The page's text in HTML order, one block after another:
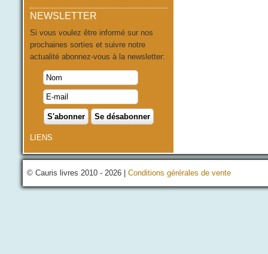
NEWSLETTER
Si vous voulez être informé sur nos
prochaines sorties et suivre notre
actualité abonnez-vous à la newsletter:
LIENS
© Cauris livres 2010 - 2026 | Conditions gérérales de vente